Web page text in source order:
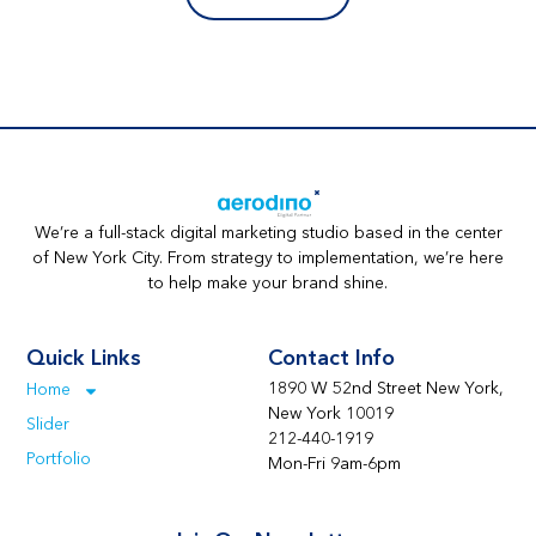
We’re a full-stack digital marketing studio based in the center
of New York City. From strategy to implementation, we’re here
to help make your brand shine.
Quick Links
Home
Slider
Portfolio
Contact Info
1890 W 52nd Street New York,
New York 10019
212-440-1919
Mon-Fri 9am-6pm